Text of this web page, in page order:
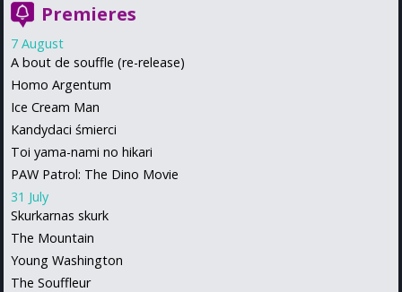
Premieres
7 August
A bout de souffle (re-release)
Homo Argentum
Ice Cream Man
Kandydaci śmierci
Toi yama-nami no hikari
PAW Patrol: The Dino Movie
31 July
Skurkarnas skurk
The Mountain
Young Washington
The Souffleur